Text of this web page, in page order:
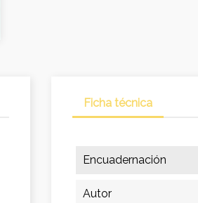
Ficha técnica
Encuadernación
Autor